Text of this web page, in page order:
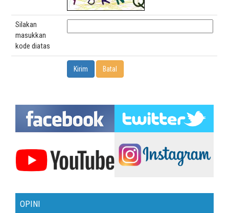
Silakan
masukkan
kode diatas
OPINI